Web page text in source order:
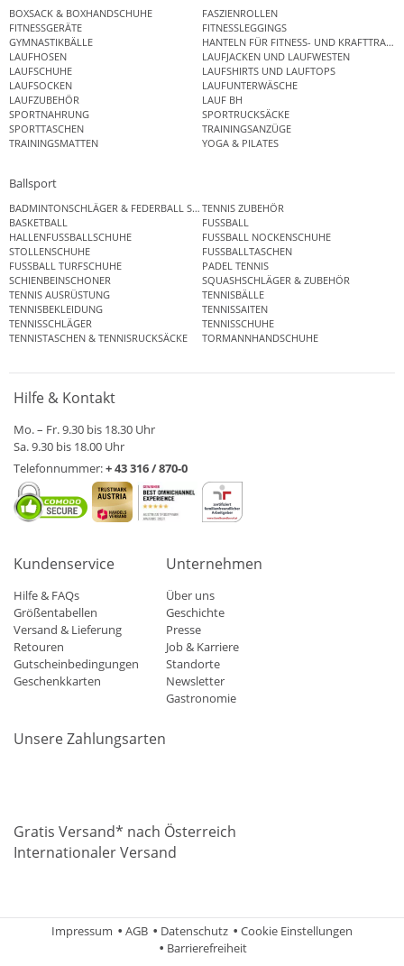
BOXSACK & BOXHANDSCHUHE
FASZIENROLLEN
FITNESSGERÄTE
FITNESSLEGGINGS
GYMNASTIKBÄLLE
HANTELN FÜR FITNESS- UND
LAUFHOSEN
LAUFJACKEN UND LAUFWESTEN
LAUFSCHUHE
LAUFSHIRTS UND LAUFTOPS
LAUFSOCKEN
LAUFUNTERWÄSCHE
LAUFZUBEHÖR
LAUF BH
SPORTNAHRUNG
SPORTRUCKSÄCKE
SPORTTASCHEN
TRAININGSANZÜGE
TRAININGSMATTEN
YOGA & PILATES
Ballsport
BADMINTONSCHLÄGER & FEDERBALL SETSTENNIS ZUBEHÖR
BASKETBALL
FUSSBALL
HALLENFUSSBALLSCHUHE
FUSSBALL NOCKENSCHUHE
STOLLENSCHUHE
FUSSBALLTASCHEN
FUSSBALL TURFSCHUHE
PADEL TENNIS
SCHIENBEINSCHONER
SQUASHSCHLÄGER & ZUBEHÖR
TENNIS AUSRÜSTUNG
TENNISBÄLLE
TENNISBEKLEIDUNG
TENNISSAITEN
TENNISSCHLÄGER
TENNISSCHUHE
TENNISTASCHEN & TENNISRUCKSÄCKE
TORMANNHANDSCHUHE
Hilfe & Kontakt
Mo. – Fr. 9.30 bis 18.30 Uhr
Sa. 9.30 bis 18.00 Uhr
Telefonnummer:+ 43 316 / 870-0
Kundenservice
Hilfe & FAQs
Größentabellen
Versand & Lieferung
Retouren
Gutscheinbedingungen
Geschenkkarten
Unternehmen
Über uns
Geschichte
Presse
Job & Karriere
Standorte
Newsletter
Gastronomie
Unsere Zahlungsarten
Gratis Versand* nach Österreich
Internationaler Versand
Impressum AGB Datenschutz
Cookie Einstellungen
Barrierefreiheit